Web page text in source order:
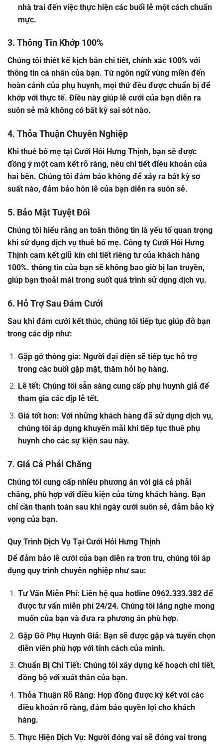
nhà trai đến việc thực hiện các buổi lễ một cách chuẩn
mực.
3. Thông Tin Khớp 100%
Chúng tôi thiết kế kịch bản chi tiết, chính xác 100% với
thông tin cá nhân của bạn. Từ ngôn ngữ vùng miền đến
hoàn cảnh của phụ huynh, mọi thứ đều được chuẩn bị để
khớp với thực tế. Điều này giúp lễ cưới của bạn diễn ra
suôn sẻ mà không có bất kỳ sai sót nào.
4. Thỏa Thuận Chuyên Nghiệp
Khi thuê bố mẹ tại Cưới Hỏi Hưng Thịnh, bạn sẽ được
đồng ý một cam kết rõ ràng, nêu chi tiết điều khoản của
hai bên. Chúng tôi đảm bảo không để xảy ra bất kỳ sơ
suất nào, đảm bảo hôn lễ của bạn diễn ra suôn sẻ.
5. Bảo Mật Tuyệt Đối
Chúng tôi hiểu rằng an toàn thông tin là yếu tố quan trọng
khi sử dụng dịch vụ thuê bố mẹ. Công ty Cưới Hỏi Hưng
Thịnh cam kết giữ kín chi tiết riêng tư của khách hàng
100%. thông tin của bạn sẽ không bao giờ bị lan truyền,
giúp bạn thoải mái trong suốt quá trình sử dụng dịch vụ.
6. Hỗ Trợ Sau Đám Cưới
Sau khi đám cưới kết thúc, chúng tôi tiếp tục giúp đỡ bạn
trong các dịp như:
Gặp gỡ thông gia: Người đại diện sẽ tiếp tục hỗ trợ
trong các buổi gặp mặt, thăm hỏi họ hàng.
Lễ tết: Chúng tôi sẵn sàng cung cấp phụ huynh giả để
tham gia các dịp lễ tết.
Giá tốt hơn: Với những khách hàng đã sử dụng dịch vụ,
chúng tôi áp dụng khuyến mãi khi tiếp tục thuê phụ
huynh cho các sự kiện sau này.
7. Giá Cả Phải Chăng
Chúng tôi cung cấp nhiều phương án với giá cả phải
chăng, phù hợp với điều kiện của từng khách hàng. Bạn
chỉ cần thanh toán sau khi ngày cưới suôn sẻ, đảm bảo kỳ
vọng của bạn.
Quy Trình Dịch Vụ Tại Cưới Hỏi Hưng Thịnh
Để đảm bảo lễ cưới của bạn diễn ra trơn tru, chúng tôi áp
dụng quy trình chuyên nghiệp như sau:
Tư Vấn Miễn Phí: Liên hệ qua hotline 0962.333.382 để
được tư vấn miễn phí 24/24. Chúng tôi lắng nghe mong
muốn của bạn và đưa ra phương án phù hợp.
Gặp Gỡ Phụ Huynh Giả: Bạn sẽ được gặp và tuyển chọn
diễn viên phù hợp với tính cách của mình.
Chuẩn Bị Chi Tiết: Chúng tôi xây dựng kế hoạch chi tiết,
đồng bộ với xuất thân của bạn.
Thỏa Thuận Rõ Ràng: Hợp đồng được ký kết với các
điều khoản rõ ràng, đảm bảo quyền lợi cho khách
hàng.
Thực Hiện Dịch Vụ: Người đóng vai sẽ đóng vai trong